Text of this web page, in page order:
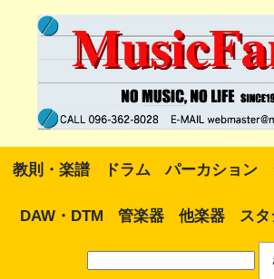
教則・楽譜 ドラム パーカション
DAW・DTM 管楽器 他楽器 ス